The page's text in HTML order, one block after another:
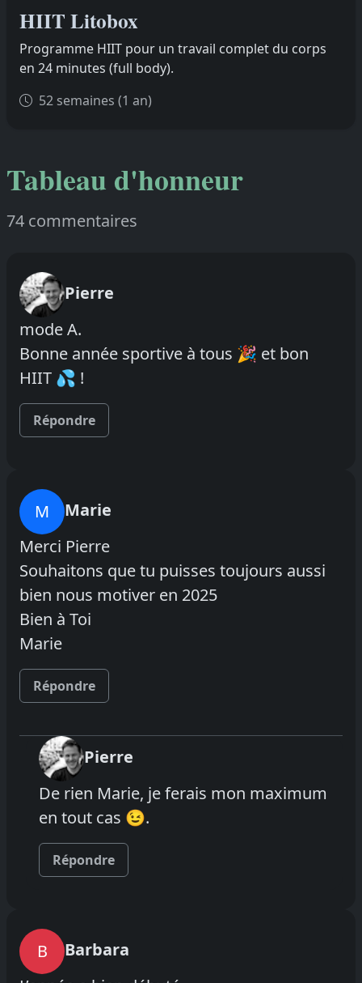
HIIT Litobox
Programme HIIT pour un travail complet du corps
en 24 minutes (full body).
52 semaines (1 an)
Tableau d'honneur
74 commentaires
Pierre
mode A.
Bonne année sportive à tous 🎉 et bon
HIIT 💦 !
Répondre
M
Marie
Merci Pierre
Souhaitons que tu puisses toujours aussi
bien nous motiver en 2025
Bien à Toi
Marie
Répondre
Pierre
De rien Marie, je ferais mon maximum
en tout cas 😉.
Répondre
B
Barbara